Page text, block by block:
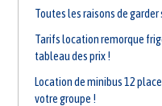
Toutes les raisons de
Tarifs location remorque
tableau des prix !
Location de minibus 12
votre groupe !